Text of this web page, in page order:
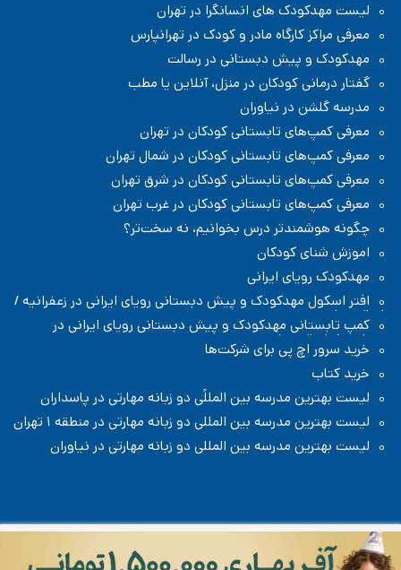
لیست مهدکودک های انسانگرا در تهران
معرفی مراکز کارگاه مادر و کودک در تهرانپارس
مهدکودک و پیش دبستانی در رسالت
گفتار درمانی کودکان در منزل، آنلاین یا مطب
مدرسه گلشن در نیاوران
معرفی کمپ‌های تابستانی کودکان در تهران
معرفی کمپ‌های تابستانی کودکان در شمال تهران
معرفی کمپ‌های تابستانی کودکان در شرق تهران
معرفی کمپ‌های تابستانی کودکان در غرب تهران
چگونه هوشمندتر درس بخوانیم، نه سخت‌تر؟
اموزش شنای کودکان
مهدکودک رویای ایرانی
افتر اسکول مهدکودک و پیش دبستانی رویای ایرانی در زعفرانیه /
شمال تهران
کمپ تابستانی مهدکودک و پیش دبستانی رویای ایرانی در
زعفرانیه / شمال تهران
خرید سرور اچ پی برای شرکت‌ها
خرید کتاب
لیست بهترین مدرسه بین المللًی دو زبانه مهارتی در پاسداران
لیست بهترین مدرسه بین المللی دو زبانه مهارتی در منطقه ۱ تهران
لیست بهترین مدرسه بین المللی دو زبانه مهارتی در نیاوران
تمامی حقوق مطالب و تصاویر تولیدی این سایت متعلق به سایت رادیو
کودک است، هرگونه کپی برداری با ذکر نام سایت و لینک به آن براساس